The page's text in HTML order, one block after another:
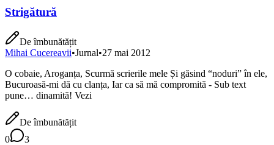
Strigătură
De îmbunătățit
Mihai Cucereavii•Jurnal•27 mai 2012
O cobaie, Aroganța, Scurmă scrierile mele Și găsind “noduri” în ele,
Bucuroasă-mi dă cu clanța, Iar ca să mă compromită - Sub text
pune… dinamită! Vezi
De îmbunătățit
0
3